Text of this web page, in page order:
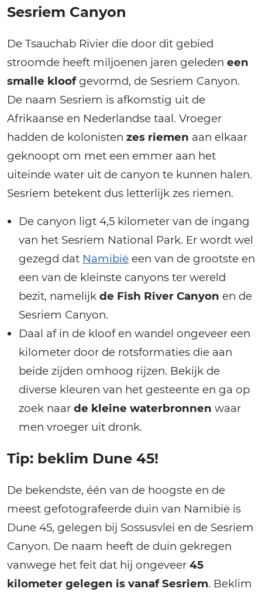
Sesriem Canyon
De Tsauchab Rivier die door dit gebied
stroomde heeft miljoenen jaren geleden een
smalle kloofgevormd, de Sesriem Canyon.
De naam Sesriem is afkomstig uit de
Afrikaanse en Nederlandse taal. Vroeger
hadden de kolonisten zes riemen aan elkaar
geknoopt om met een emmer aan het
uiteinde water uit de canyon te kunnen halen.
Sesriem betekent dus letterlijk zes riemen.
De canyon ligt 4,5 kilometer van de ingang
van het Sesriem National Park. Er wordt wel
gezegd dat Namibië een van de grootste en
een van de kleinste canyons ter wereld
bezit, namelijk de Fish River Canyon en de
Sesriem Canyon.
Daal af in de kloof en wandel ongeveer een
kilometer door de rotsformaties die aan
beide zijden omhoog rijzen. Bekijk de
diverse kleuren van het gesteente en ga op
zoek naar de kleine waterbronnen waar
men vroeger uit dronk.
Tip: beklim Dune 45!
De bekendste, één van de hoogste en de
meest gefotografeerde duin van Namibië is
Dune 45, gelegen bij Sossusvlei en de Sesriem
Canyon. De naam heeft de duin gekregen
vanwege het feit dat hij ongeveer 45
kilometer gelegen is vanaf Sesriem. Beklim